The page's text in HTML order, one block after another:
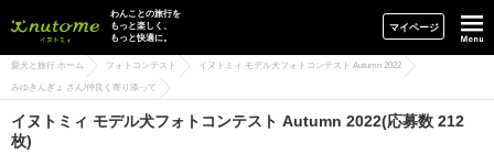
イヌトミィ
わんことの旅行を
もっと楽しく、
もっと快適に。
マイページ
愛犬と旅行 ホーム フォトコンテスト イヌトミィ モデル犬フォトコンテスト Autumn 2022
みゆきんぎょ さん/仲良く寄り添って
イヌトミィ モデル犬フォトコンテスト Autumn 2022(応募数 212
枚)